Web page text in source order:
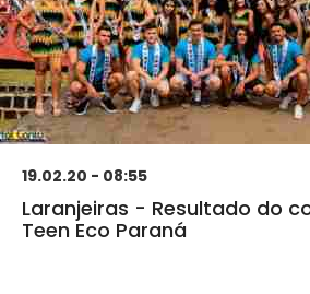
19.02.20 - 08:55
Laranjeiras - Resultado do
Teen Eco Paraná